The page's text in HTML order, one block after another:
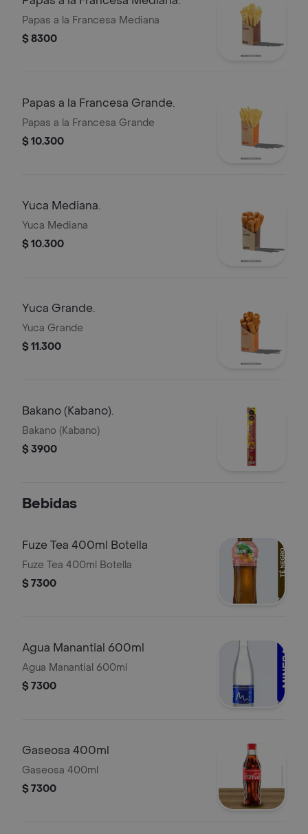
Papas a la Francesa Mediana
$ 8300
Papas a la Francesa Grande.
Papas a la Francesa Grande
$ 10.300
Yuca Mediana.
Yuca Mediana
$ 10.300
Yuca Grande.
Yuca Grande
$ 11.300
Bakano (Kabano).
Bakano (Kabano)
$ 3900
Bebidas
Fuze Tea 400ml Botella
Fuze Tea 400ml Botella
$ 7300
Agua Manantial 600ml
Agua Manantial 600ml
$ 7300
Gaseosa 400ml
Gaseosa 400ml
$ 7300